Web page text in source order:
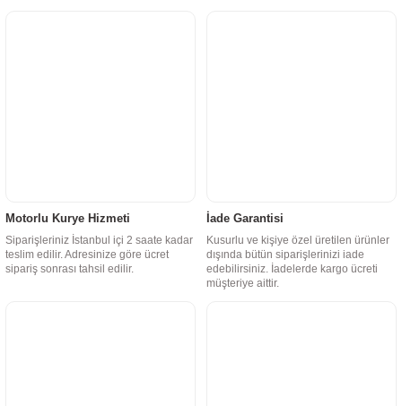
Motorlu Kurye Hizmeti
Siparişleriniz İstanbul içi 2 saate kadar
teslim edilir. Adresinize göre ücret
sipariş sonrası tahsil edilir.
İade Garantisi
Kusurlu ve kişiye özel üretilen ürünler
dışında bütün siparişlerinizi iade
edebilirsiniz. İadelerde kargo ücreti
müşteriye aittir.